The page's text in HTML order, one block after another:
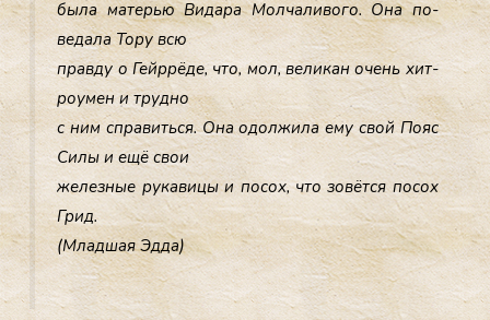
бы­ла ма­терью Ви­дара Мол­ча­ливо­го. Она по­
веда­ла То­ру всю
прав­ду о Гей­ррё­де, что, мол, ве­ликан очень хит­
ро­умен и труд­но
с ним спра­вить­ся. Она одол­жи­ла ему свой По­яс
Си­лы и ещё свои
же­лез­ные ру­кави­цы и по­сох, что зо­вёт­ся по­сох
Грид.
(Млад­шая Эд­да)